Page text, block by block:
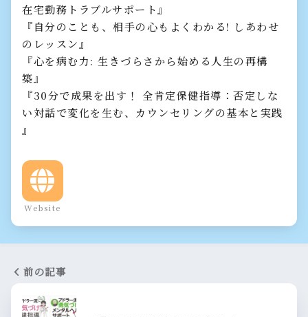
在宅勤務トラブルサポート』
『自分のことも、相手の心もよくわかる! しあわせ
のレッスン』
『心を病む力: 生きづらさから始める人生の再構
築』
『30分で成果を出す！ 全肯定保健指導：否定しな
い対話で変化を生む、カウンセリングの基本と実践
』
Website
前の記事